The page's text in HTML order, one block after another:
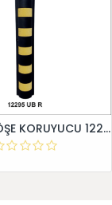
KOLON KÖŞE KORUYUCU 12295 UB R